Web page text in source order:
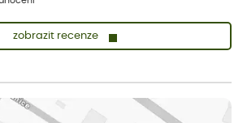
zobrazit recenze
jsem spokojena.